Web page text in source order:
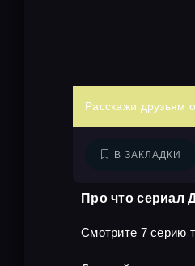
Расскажи друзьям
В ЗАКЛАДКИ
Про что сериал
Смотрите 7 серию